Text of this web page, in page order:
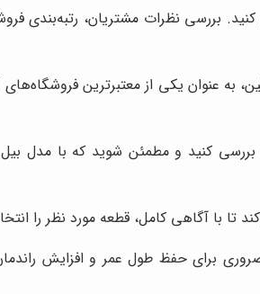
بررسی نظرات مشتریان، رتبه‌بندی
عنوان یکی از معتبرترین فروشگاه‌های
کنید و مطمئن شوید که با مدل بیل
با آگاهی کامل، قطعه مورد نظر را
ضروری برای حفظ طول عمر و افزایش